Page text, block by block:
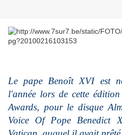
Le pape Benoît XVI est
l'année lors de cette
Awards, pour le disque
Voice Of Pope Benedict